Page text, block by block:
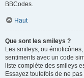
BBCodes.
Haut
Que sont les smileys ?
Les smileys, ou
sentiments avec un code
liste complète des smileys
Essayez toutefois de ne